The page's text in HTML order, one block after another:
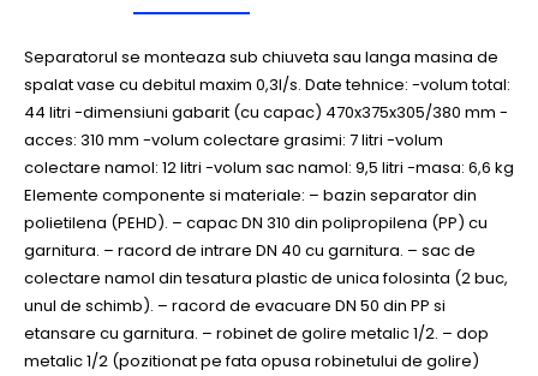
Separatorul se monteaza sub chiuveta sau langa masina de
spalat vase cu debitul maxim 0,3l/s. Date tehnice: -volum total:
44 litri -dimensiuni gabarit (cu capac) 470x375x305/380 mm -
acces: 310 mm -volum colectare grasimi: 7 litri -volum
colectare namol: 12 litri -volum sac namol: 9,5 litri -masa: 6,6 kg
Elemente componente si materiale: – bazin separator din
polietilena (PEHD). – capac DN 310 din polipropilena (PP) cu
garnitura. – racord de intrare DN 40 cu garnitura. – sac de
colectare namol din tesatura plastic de unica folosinta (2 buc,
unul de schimb). – racord de evacuare DN 50 din PP si
etansare cu garnitura. – robinet de golire metalic 1/2. – dop
metalic 1/2 (pozitionat pe fata opusa robinetului de golire)